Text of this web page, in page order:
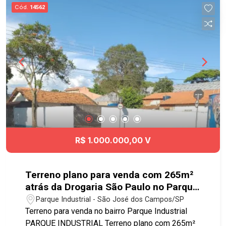
possui uma variedade de estabelecimentos
comerciais que atendem às necessidades dos
moradores e trabalhadores da região, incluem:
Supermercados, Lojas de Conveniência,
Farmácias, Restaurantes, Lanchonetes, Lojas de
Varejo, Serviços Automotivos, Serviços de Saúde
e Bem-Estar, Agências Bancárias, Postos de
Gasolina e Lojas de Materiais de Construção.
Cód. 14562
R$ 1.000.000,00 V
Terreno plano para venda com 265m²
atrás da Drogaria São Paulo no Parque
Industrial
Parque Industrial - São José dos Campos/SP
Terreno para venda no bairro Parque Industrial
PARQUE INDUSTRIAL Terreno plano com 265m²